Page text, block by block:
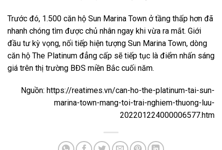
Trước đó, 1.500 căn hộ Sun Marina Town ở tầng thấp hơn đã
nhanh chóng tìm được chủ nhân ngay khi vừa ra mắt. Giới
đầu tư kỳ vọng, nối tiếp hiện tượng Sun Marina Town, dòng
căn hộ The Platinum đẳng cấp sẽ tiếp tục là điểm nhấn sáng
giá trên thị trường BĐS miền Bắc cuối năm.
Nguồn: https://reatimes.vn/can-ho-the-platinum-tai-sun-
marina-town-mang-toi-trai-nghiem-thuong-luu-
202201224000006577.htm